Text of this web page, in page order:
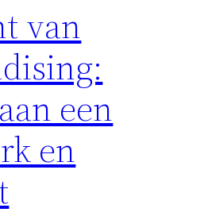
van
een
en